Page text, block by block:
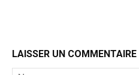
LAISSER UN COMMENTAIRE